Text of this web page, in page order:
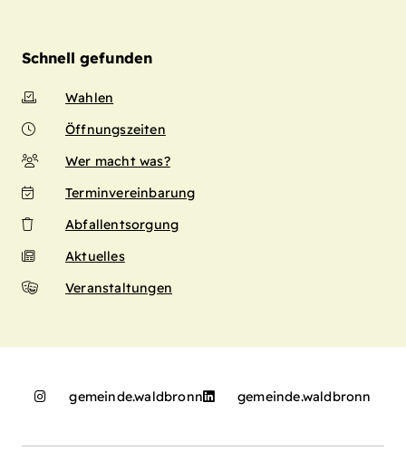
Schnell gefunden
Wahlen
Öffnungszeiten
Wer macht was?
Terminvereinbarung
Abfallentsorgung
Aktuelles
Veranstaltungen
gemeinde.waldbronn gemeinde.waldbronn